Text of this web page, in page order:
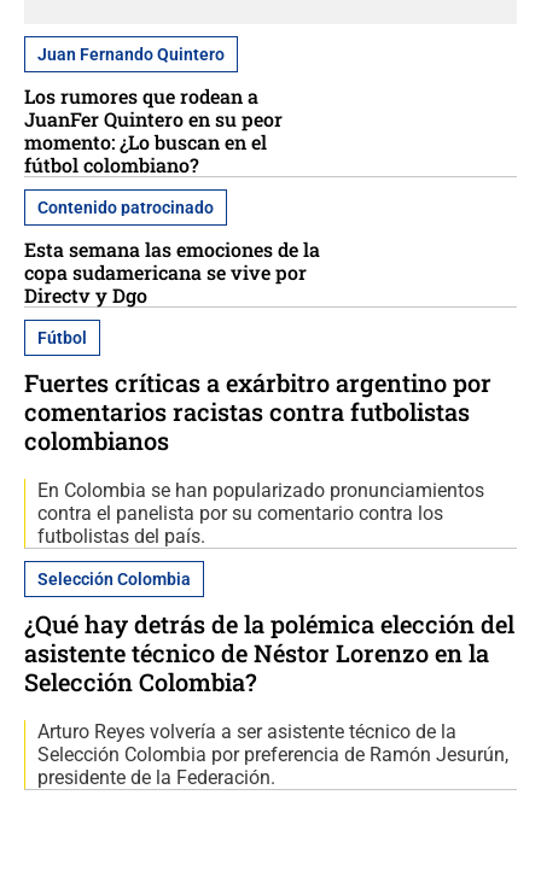
Juan Fernando Quintero
Los rumores que rodean a
JuanFer Quintero en su peor
momento: ¿Lo buscan en el
fútbol colombiano?
Contenido patrocinado
Esta semana las emociones de la
copa sudamericana se vive por
Directv y Dgo
Fútbol
Fuertes críticas a exárbitro argentino por
comentarios racistas contra futbolistas
colombianos
En Colombia se han popularizado pronunciamientos
contra el panelista por su comentario contra los
futbolistas del país.
Selección Colombia
¿Qué hay detrás de la polémica elección del
asistente técnico de Néstor Lorenzo en la
Selección Colombia?
Arturo Reyes volvería a ser asistente técnico de la
Selección Colombia por preferencia de Ramón Jesurún,
presidente de la Federación.